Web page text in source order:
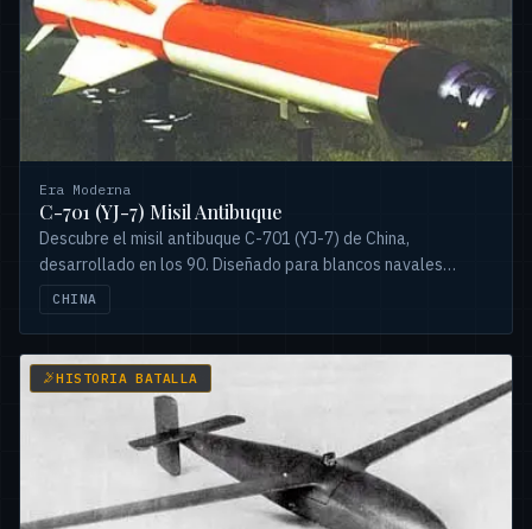
Era Moderna
C-701 (YJ-7) Misil Antibuque
Descubre el misil antibuque C-701 (YJ-7) de China,
desarrollado en los 90. Diseñado para blancos navales
pequeños, tiene un alcance de 15-20 km y guía versátil.
CHINA
HISTORIA BATALLA